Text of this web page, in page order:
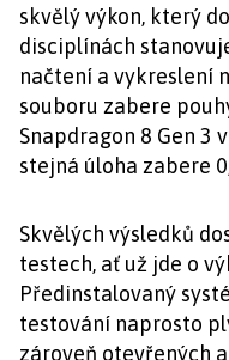
skvělý výkon, který
disciplínách
načtení a vykreslení
souboru zabere
Snapdragon 8 Gen 3
stejná úloha zabere
Skvělých výsledků
testech, ať už jde o
Předinstalovaný
testování naprosto
zároveň otevřených